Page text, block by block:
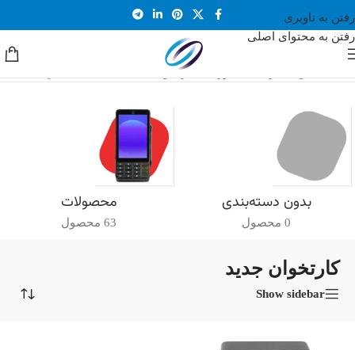
رفتن به ناوبری
رفتن به محتوای اصلی
محصولات برچسب خورده “کارتخوان جدید”
بدون دسته‌بندی
0 محصول
محصولات
63 محصول
کارتخوان جدید
Show sidebar